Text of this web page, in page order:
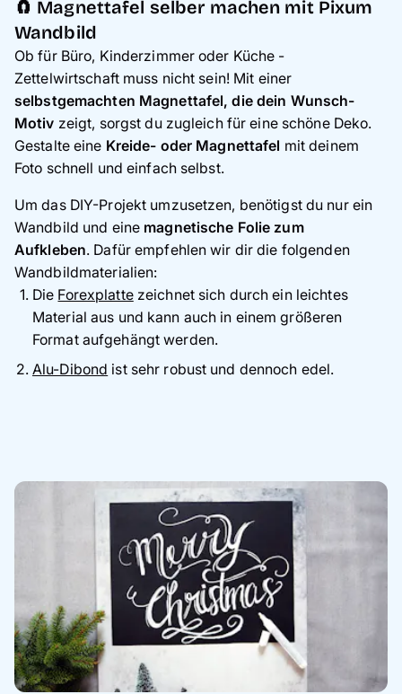
🧲 Magnettafel selber machen mit Pixum
Wandbild
Ob für Büro, Kinderzimmer oder Küche -
Zettelwirtschaft muss nicht sein! Mit einer
selbstgemachten Magnettafel, die dein Wunsch-
Motiv zeigt, sorgst du zugleich für eine schöne Deko.
Gestalte eine Kreide- oder Magnettafel mit deinem
Foto schnell und einfach selbst.
Um das DIY-Projekt umzusetzen, benötigst du nur ein
Wandbild und eine magnetische Folie zum
Aufkleben. Dafür empfehlen wir dir die folgenden
Wandbildmaterialien:
Die Forexplatte zeichnet sich durch ein leichtes
Material aus und kann auch in einem größeren
Format aufgehängt werden.
Alu-Dibond ist sehr robust und dennoch edel.